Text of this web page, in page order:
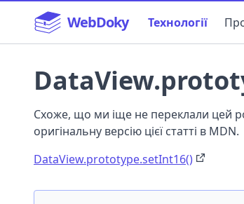
WebDoky Технології
Схоже, що ми іще не переклали цей
оригінальну версію цієї статті в MDN.
DataView.prototype.setInt16()